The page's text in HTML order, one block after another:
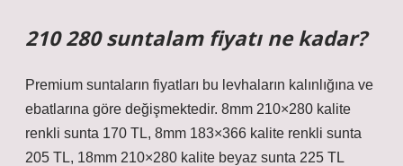
210 280 suntalam fiyatı ne kadar?
Premium suntaların fiyatları bu levhaların kalınlığına ve
ebatlarına göre değişmektedir. 8mm 210×280 kalite
renkli sunta 170 TL, 8mm 183×366 kalite renkli sunta
205 TL, 18mm 210×280 kalite beyaz sunta 225 TL